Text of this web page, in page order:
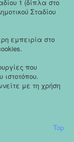
1 (δίπλα στο
Σταδίου
εμπειρία στο
που
ιστοτόπου.
με τη χρήση
Top